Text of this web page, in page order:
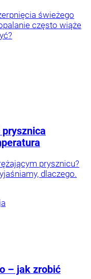
świeżego
często wiąże
prysznicu?
dlaczego.
– jak zrobić